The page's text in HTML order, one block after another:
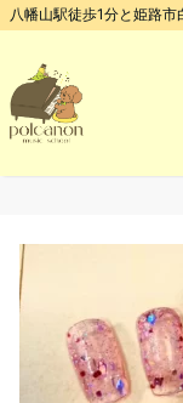
八幡山駅徒歩1分と姫路